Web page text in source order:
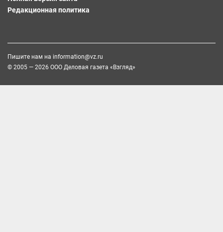
Редакционная политика
Пишите нам на information@vz.ru
© 2005 — 2026 ООО Деловая газета «Взгляд»